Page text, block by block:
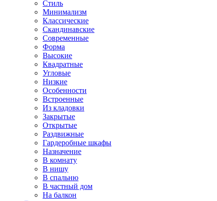
Стиль
Минимализм
Классические
Скандинавские
Современные
Форма
Высокие
Квадратные
Угловые
Низкие
Особенности
Встроенные
Из кладовки
Закрытые
Открытые
Раздвижные
Гардеробные шкафы
Назначение
В комнату
В нишу
В спальню
В частный дом
На балкон